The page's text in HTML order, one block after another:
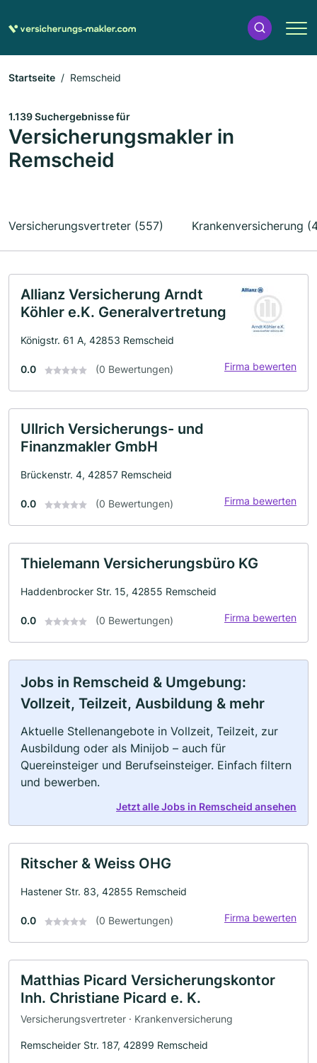
Startseite Remscheid
1.139 Suchergebnisse für
Versicherungsmakler in
Remscheid
Versicherungsvertreter (557) Krankenversicherung
Allianz Versicherung Arndt
Köhler e.K. Generalvertretung
Königstr. 61 A, 42853 Remscheid
0.0 (0 Bewertungen) Firma bewerten
Ullrich Versicherungs- und
Finanzmakler GmbH
Brückenstr. 4, 42857 Remscheid
0.0 (0 Bewertungen) Firma bewerten
Thielemann Versicherungsbüro KG
Haddenbrocker Str. 15, 42855 Remscheid
0.0 (0 Bewertungen) Firma bewerten
Jobs in Remscheid & Umgebung:
Vollzeit, Teilzeit, Ausbildung & mehr
Aktuelle Stellenangebote in Vollzeit, Teilzeit, zur
Ausbildung oder als Minijob – auch für
Quereinsteiger und Berufseinsteiger. Einfach filtern
und bewerben.
Jetzt alle Jobs in Remscheid ansehen
Ritscher & Weiss OHG
Hastener Str. 83, 42855 Remscheid
0.0 (0 Bewertungen) Firma bewerten
Matthias Picard Versicherungskontor
Inh. Christiane Picard e. K.
Versicherungsvertreter · Krankenversicherung
Remscheider Str. 187, 42899 Remscheid